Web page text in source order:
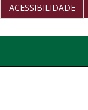
ACESSIBILIDADE